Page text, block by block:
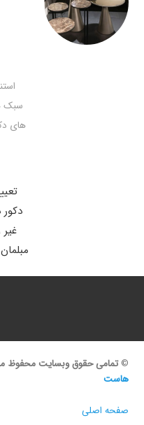
سبک
های
©تمامی حقوق وبسایت
هاست
صفحه اصلی